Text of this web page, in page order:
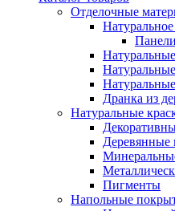
Отделочные
Дранка из
Натуральные
Деревянные
Пигменты
Напольные